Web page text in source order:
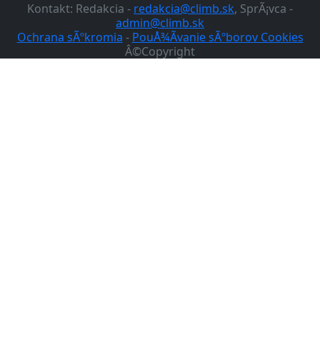
Kontakt: Redakcia - redakcia@climb.sk, SprÃ¡vca -
admin@climb.sk
Ochrana sÃºkromia - PouÅ¾Ã­vanie sÃºborov Cookies
Â©Copyright